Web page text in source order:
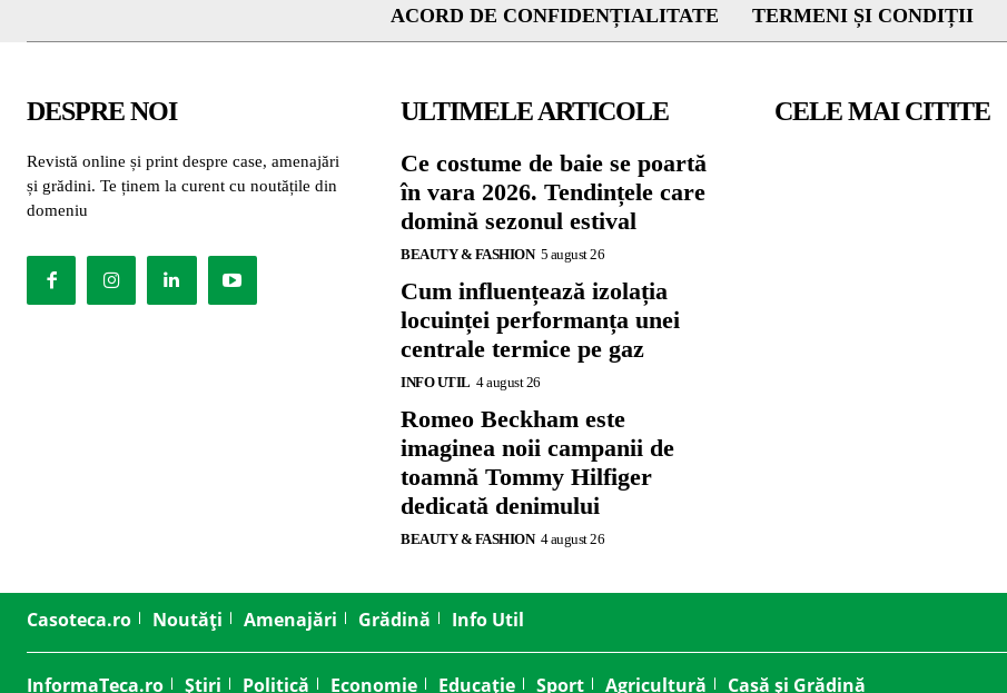
ACORD DE CONFIDENȚIALITATE TERMENI ȘI CONDIȚII
DESPRE NOI
Revistă online și print despre case, amenajări
și grădini. Te ținem la curent cu noutățile din
domeniu
ULTIMELE ARTICOLE
Ce costume de baie se poartă
în vara 2026. Tendințele care
domină sezonul estival
BEAUTY & FASHION 5 august 26
Cum influențează izolația
locuinței performanța unei
centrale termice pe gaz
INFO UTIL 4 august 26
Romeo Beckham este
imaginea noii campanii de
toamnă Tommy Hilfiger
dedicată denimului
BEAUTY & FASHION 4 august 26
CELE MAI CITITE
Casoteca.ro Noutăți Amenajări Grădină Info Util
InformaTeca.ro Știri Politică Economie Educație Sport Agricultură Casă și Grădină